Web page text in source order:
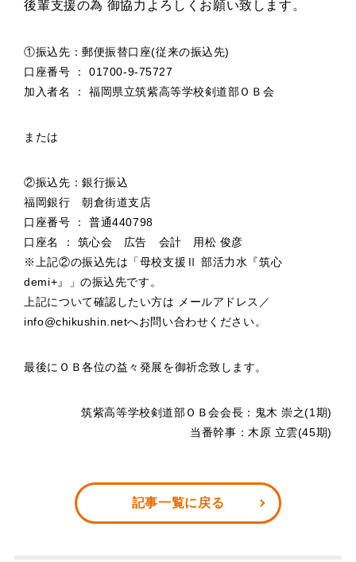
後輩支援の為 御協力よろしくお願い致します。
①振込先：郵便振替口座(従来の振込先)
口座番号 ： 01700-9-75727
加入者名 ： 福岡県立筑紫高等学校剣道部ＯＢ会
または
②振込先：銀行振込
福岡銀行 朝倉街道支店
口座番号 ： 普通440798
口座名 ： 筑心会 広告 会計 用松 俊彦
※上記②の振込先は「母校支援Ⅱ 部活力水『筑心
demi+』」の振込先です。
上記について確認したい方は メールアドレス／
info@chikushin.netへお問い合わせください。
最後にＯＢ各位の益々発展を御祈念致します。
筑紫高等学校剣道部ＯＢ会会長：鬼木 崇之(1期)
当番幹事：木原 立雲(45期)
記事一覧に戻る